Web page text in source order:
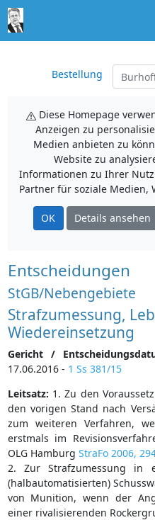
Bestellung
Diese Homepage
Anzeigen zu
Medien anbieten zu
Website zu
Informationen zu Ihrer
Partner für soziale Medien,
OK Details ansehen
Entscheidungen
StGB/Nebengebiete
Strafzumessung,
Wiedereinsetzung
Gericht /
17.06.2016 - 1 Ss 381/15
Leitsatz: 1. Zu den
den vorigen Stand nach
zum weiteren Verfahren,
erstmals im
OLG Hamburg StraFo 2006,
2. Zur Strafzumessung in
(halbautomatisierten)
von Munition, wenn der
einer rivalisierenden